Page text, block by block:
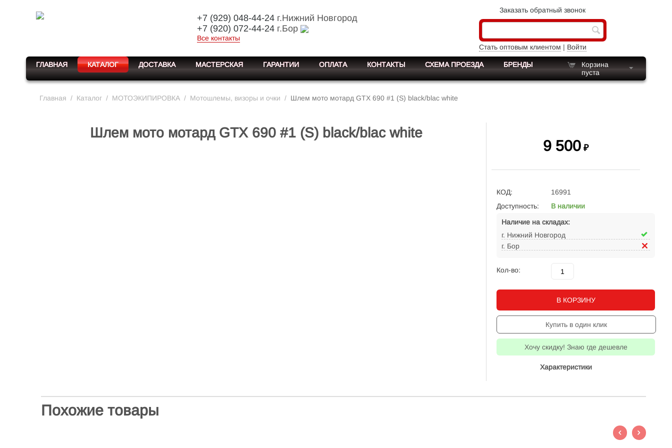
+7 (929) 048-44-24г.Нижний Новгород
+7 (920) 072-44-24г.Бор
Все контакты
Заказать обратный звонок
Стать оптовым клиентом | Войти
ГЛАВНАЯ КАТАЛОГ ДОСТАВКА МАСТЕРСКАЯ ГАРАНТИИ ОПЛАТА КОНТАКТЫ СХЕМА ПРОЕЗДА БРЕНДЫ
Корзина
пуста
Главная / Каталог / МОТОЭКИПИРОВКА / Мотошлемы, визоры и очки / Шлем мото мотард GTX 690 #1 (S) black/blac white
Шлем мото мотард GTX 690 #1 (S) black/blac white
9 500 ₽
КОД:
16991
Доступность:
В наличии
Наличие на складах:
г. Нижний Новгород
г. Бор
Кол-во:
В КОРЗИНУ
Купить в один клик
Хочу скидку! Знаю где дешевле
Характеристики
Похожие товары